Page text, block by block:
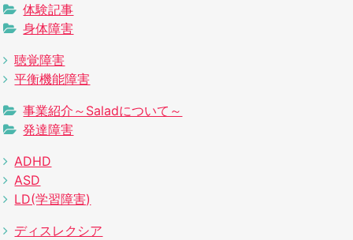
体験記事
身体障害
聴覚障害
平衡機能障害
事業紹介～Saladについて～
発達障害
ADHD
ASD
LD(学習障害)
ディスレクシア